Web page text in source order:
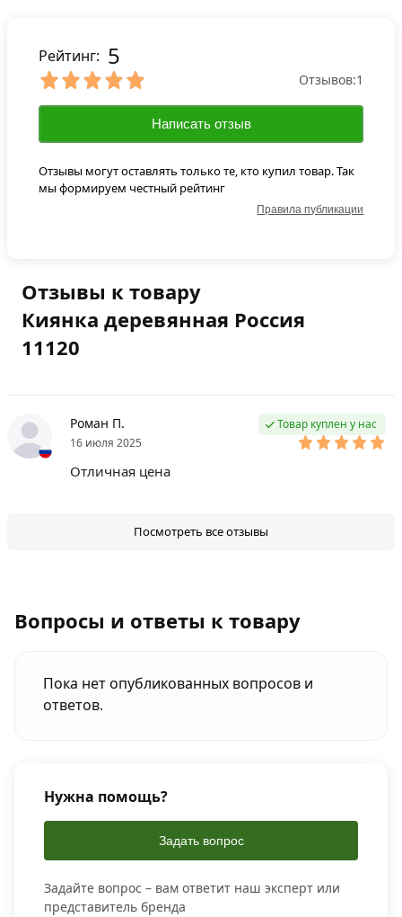
Отзывы к товару
Киянка деревянная Россия
11120
Роман П.
16 июля 2025
Товар куплен у нас
Отличная цена
Посмотреть все отзывы
Рейтинг: 5
Отзывов:1
Написать отзыв
Отзывы могут оставлять только те, кто купил товар. Так
мы формируем честный рейтинг
Правила публикации
Вопросы и ответы к товару
Пока нет опубликованных вопросов и
ответов.
Нужна помощь?
Задать вопрос
Задайте вопрос – вам ответит наш эксперт или
представитель бренда